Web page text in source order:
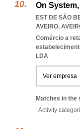
On
EST DE SÃO
AVEIRO,
Comércio a
LDA
Ver empresa
Matches in the
Activity